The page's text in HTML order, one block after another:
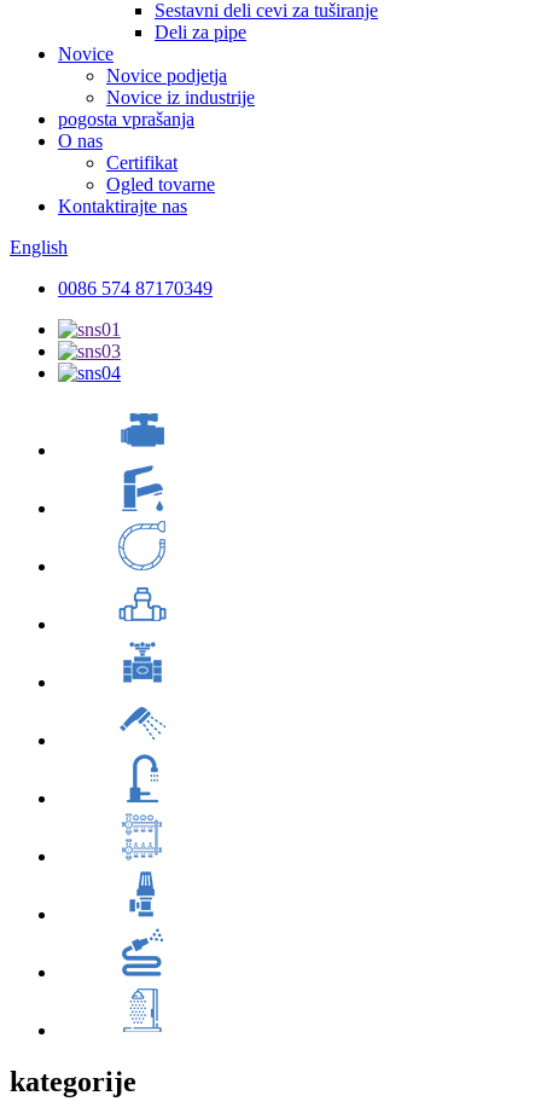
Sestavni deli cevi za tuširanje
Deli za pipe
Novice
Novice podjetja
Novice iz industrije
pogosta vprašanja
O nas
Certifikat
Ogled tovarne
Kontaktirajte nas
English
0086 574 87170349
kategorije